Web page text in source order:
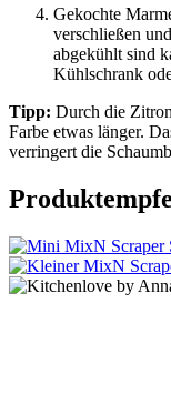
Gekochte
verschließen
abgekühlt sind
Kühlschrank
Tipp: Durch die
Farbe etwas länger.
verringert die